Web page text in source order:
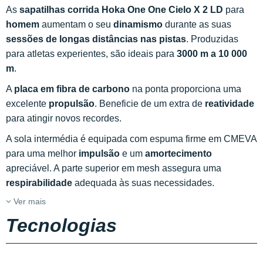
As sapatilhas corrida Hoka One One Cielo X 2 LD para
homem aumentam o seu dinamismo durante as suas
sessões de longas distâncias nas pistas. Produzidas
para atletas experientes, são ideais para 3000 m a 10 000
m.
A placa em fibra de carbono na ponta proporciona uma
excelente propulsão. Beneficie de um extra de reatividade
para atingir novos recordes.
A sola intermédia é equipada com espuma firme em CMEVA
para uma melhor impulsão e um amortecimento
apreciável. A parte superior em mesh assegura uma
respirabilidade adequada às suas necessidades.
Ver mais
Tecnologias